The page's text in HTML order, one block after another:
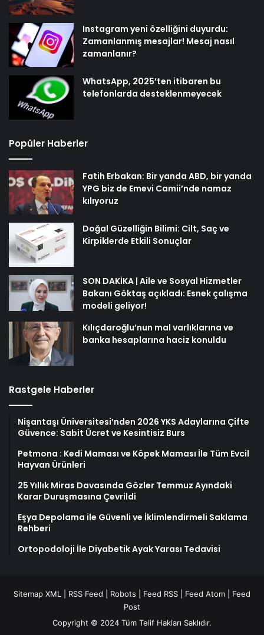
Instagram yeni özelliğini duyurdu:
Zamanlanmış mesajlar! Mesaj nasıl
zamanlanır?
WhatsApp, 2025’ten itibaren bu
telefonlarda desteklenmeyecek
Popüler Haberler
Fatih Erbakan: Bir yanda ABD, bir yanda
YPG biz de Emevi Camii’nde namaz
kılıyoruz
Doğal Güzelliğin Bilimi: Cilt, Saç ve
Kirpiklerde Etkili Sonuçlar
SON DAKİKA | Aile ve Sosyal Hizmetler
Bakanı Göktaş açıkladı: Esnek çalışma
modeli geliyor!
Kılıçdaroğlu’nun mal varlıklarına ve
banka hesaplarına haciz konuldu
Rastgele Haberler
Nişantaşı Üniversitesi’nden 2026 YKS Adaylarına Çifte
Güvence: Sabit Ücret ve Kesintisiz Burs
Petmona : Kedi Maması ve Köpek Maması İle Tüm Evcil
Hayvan Ürünleri
25 Yıllık Miras Davasında Gözler Temmuz Ayındaki
Karar Duruşmasına Çevrildi
Eşya Depolama ile Güvenli ve İklimlendirmeli Saklama
Rehberi
Ortopodoloji İle Diyabetik Ayak Yarası Tedavisi
Sitemap XML RSS Feed Robots Feed RSS Feed Atom
Feed
Post
Copyright © 2024 Tüm Telif Hakları Saklıdır.